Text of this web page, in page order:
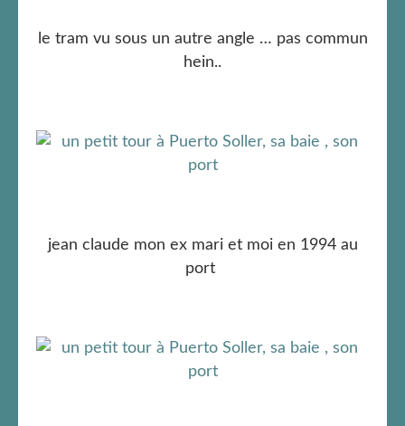
le tram vu sous un autre angle … pas commun
hein..
jean claude mon ex mari et moi en 1994 au
port